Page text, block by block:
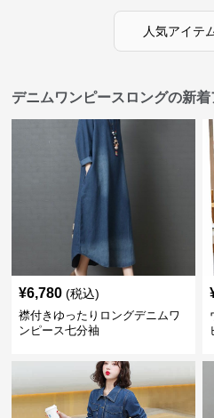
人気アイテ
デニムワンピースロングの新着
¥6,780 (税込)
襟付きゆったりロングデニムワ
ンピース七分袖